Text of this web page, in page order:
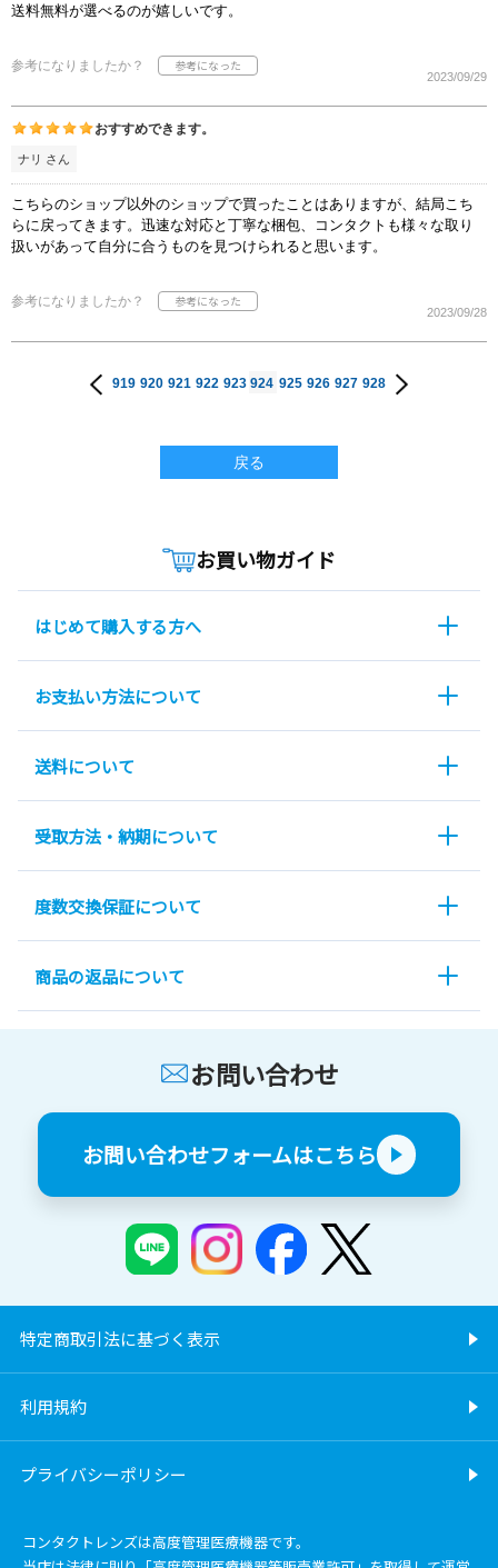
送料無料が選べるのが嬉しいです。
参考になりましたか？
2023/09/29
おすすめできます。
ナリ さん
こちらのショップ以外のショップで買ったことはありますが、結局こち
らに戻ってきます。迅速な対応と丁寧な梱包、コンタクトも様々な取り
扱いがあって自分に合うものを見つけられると思います。
参考になりましたか？
2023/09/28
919 920 921 922 923 924 925 926 927 928
戻る
お買い物ガイド
はじめて購入する方へ
お支払い方法について
送料について
受取方法・納期について
度数交換保証について
商品の返品について
お問い合わせ
お問い合わせフォームはこちら
特定商取引法に基づく表示
利用規約
プライバシーポリシー
コンタクトレンズは高度管理医療機器です。